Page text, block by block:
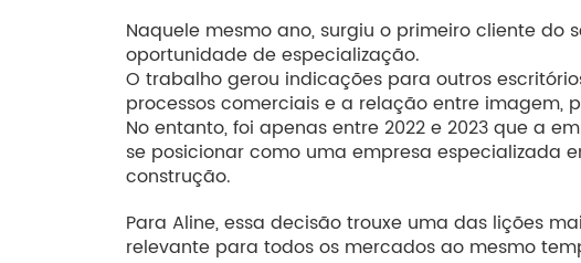
Naquele mesmo ano, surgiu o primeiro cliente
oportunidade de especialização.
O trabalho gerou indicações para outros
processos comerciais e a relação entre imagem,
No entanto, foi apenas entre 2022 e 2023 que a
se posicionar como uma empresa especializada
construção.
Para Aline, essa decisão trouxe uma das lições
relevante para todos os mercados ao mesmo